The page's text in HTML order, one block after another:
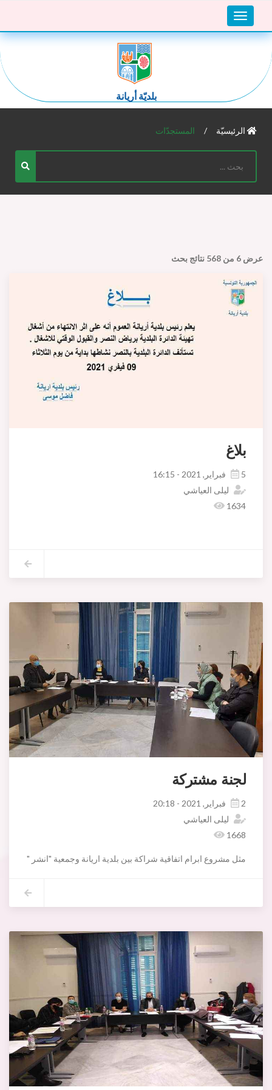
Toggle
navigation
بلديّة أريانة
الرئيسيّة المستجدّات
عرض 6 من 568 نتائج بحث
بلاغ
5 فبراير, 2021 - 16:15
ليلى العياشي
1634
لجنة مشتركة
2 فبراير, 2021 - 20:18
ليلى العياشي
1668
مثل مشروع ابرام اتفاقية شراكة بين بلدية اريانة وجمعية "انشر "